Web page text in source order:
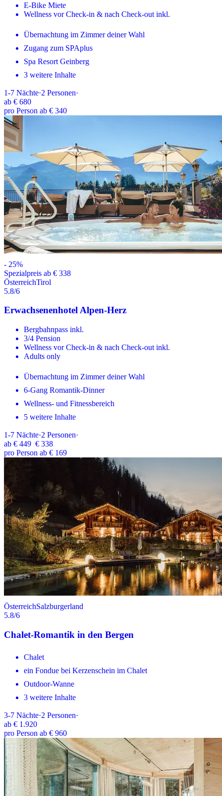
E-Bike Miete
Wellness vor Check-in & nach Check-out inkl.
Übernachtung im Zimmer deiner Wahl
Zugang zum SPAplus
Spa Resort Geinberg
3 weitere Inhalte
1-7 Nächte·2 Personen·
ab € 680
pro Person ab € 340
- 25%
Spezialpreis ab € 338
ÖsterreichTirol
5.8/6
Erwachsenenhotel Alpen-Herz
Bergbahnpass inkl.
3/4 Pension
Wellness vor Check-in & nach Check-out inkl.
Adults only
Übernachtung im Zimmer deiner Wahl
6-Gang Romantik-Dinner
Wellness- und Fitnessbereich
5 weitere Inhalte
1-7 Nächte·2 Personen·
ab € 449 € 338
pro Person ab € 169
ÖsterreichSalzburgerland
5.8/6
Chalet-Romantik in den Bergen
Chalet
ein Fondue bei Kerzenschein im Chalet
Outdoor-Wanne
3 weitere Inhalte
3-7 Nächte·2 Personen·
ab € 1.920
pro Person ab € 960